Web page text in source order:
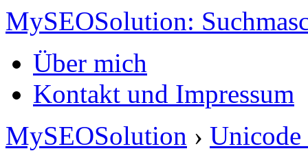
MySEOSolution:
Über mich
Kontakt und Impressum
MySEOSolution › Unicode